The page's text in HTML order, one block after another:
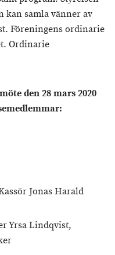
kan samla vänner av
Föreningens ordinarie
Ordinarie
den 28 mars 2020
Jonas Harald
Yrsa Lindqvist,